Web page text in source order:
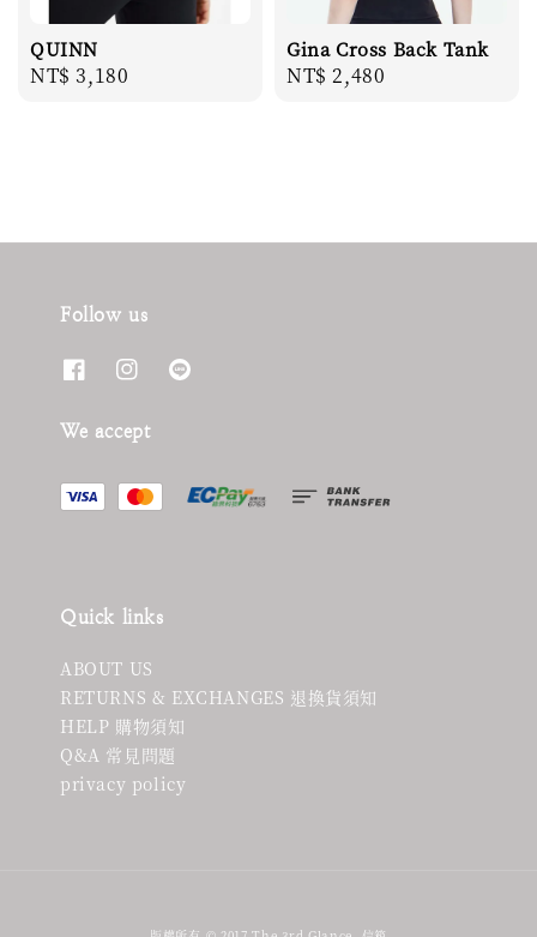
QUINN
Regular
NT$ 3,180
Gina Cross Back Tank
Regular
NT$ 2,480
Follow us
We accept
Quick links
ABOUT US
RETURNS & EXCHANGES 退換貨須知
HELP 購物須知
Q&A 常見問題
privacy policy